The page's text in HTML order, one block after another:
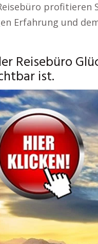
profitieren
Erfahrung und
Reisebüro
ist.